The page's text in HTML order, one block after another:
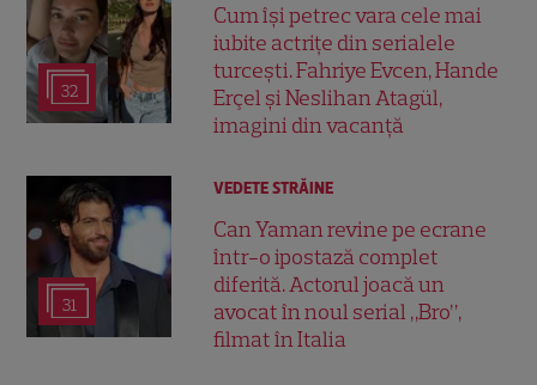
32
Cum își petrec vara cele mai
iubite actrițe din serialele
turcești. Fahriye Evcen, Hande
Erçel și Neslihan Atagül,
imagini din vacanță
31
VEDETE STRĂINE
Can Yaman revine pe ecrane
într-o ipostază complet
diferită. Actorul joacă un
avocat în noul serial „Bro”,
filmat în Italia